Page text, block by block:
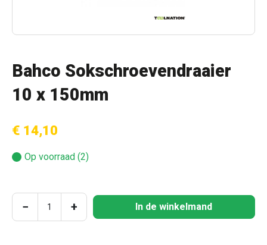
Bahco Sokschroevendraaier
10 x 150mm
€ 14,10
Op voorraad (2)
Producthoeveelheid: Voer de gewenste
− + In de winkelmand